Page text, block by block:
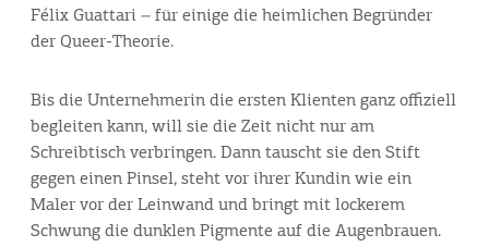
Félix Guattari – für einige die heimlichen Begründer
der Queer-Theorie.
Bis die Unternehmerin die ersten Klienten ganz offiziell
begleiten kann, will sie die Zeit nicht nur am
Schreibtisch verbringen. Dann tauscht sie den Stift
gegen einen Pinsel, steht vor ihrer Kundin wie ein
Maler vor der Leinwand und bringt mit lockerem
Schwung die dunklen Pigmente auf die Augenbrauen.